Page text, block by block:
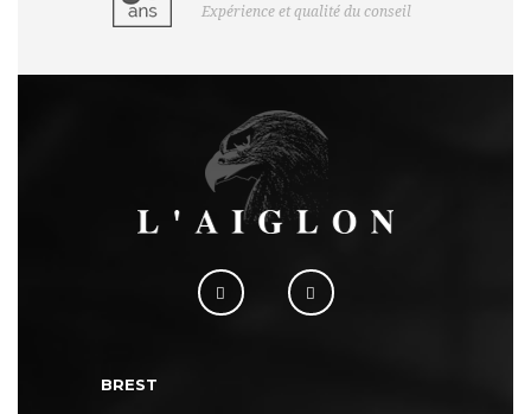
Expérience et qualité du conseil
BREST